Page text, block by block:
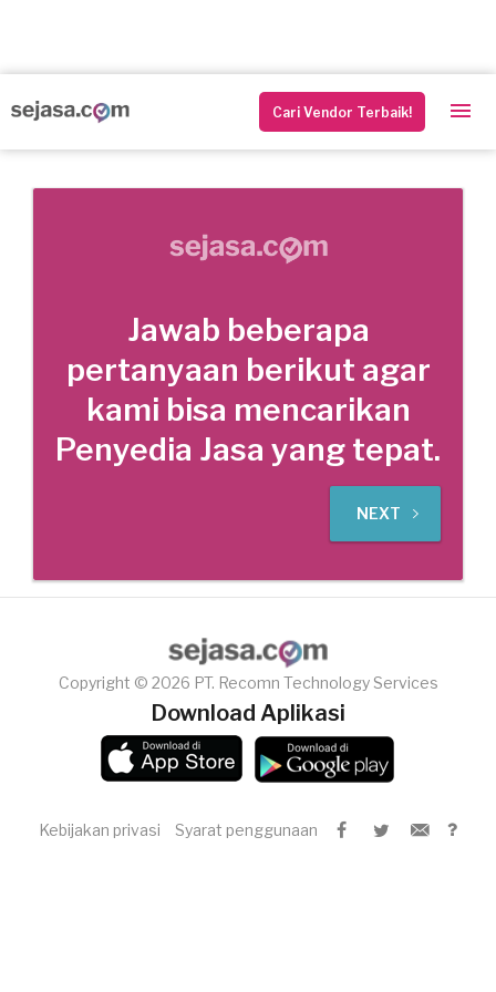
Cari Vendor Terbaik!
Jawab beberapa
pertanyaan berikut agar
kami bisa mencarikan
Penyedia Jasa yang tepat.
NEXT
Copyright © 2026 PT. Recomn Technology Services
Download Aplikasi
Kebijakan privasi Syarat penggunaan